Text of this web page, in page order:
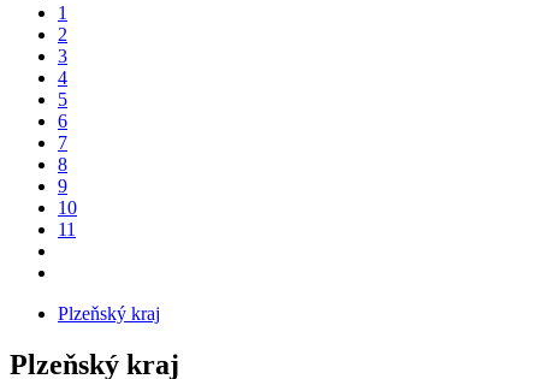
1
2
3
4
5
6
7
8
9
10
11
Plzeňský kraj
Plzeňský kraj